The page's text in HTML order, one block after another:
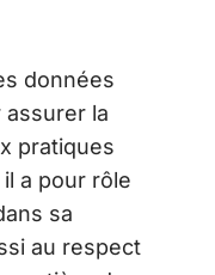
données
assurer la
pratiques
a pour rôle
sa
au respect